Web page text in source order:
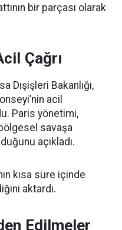
bir parçası olarak
Çağrı
Dışişleri Bakanlığı,
acil
Paris yönetimi,
savaşa
açıkladı.
kısa süre içinde
aktardı.
Edilmeler